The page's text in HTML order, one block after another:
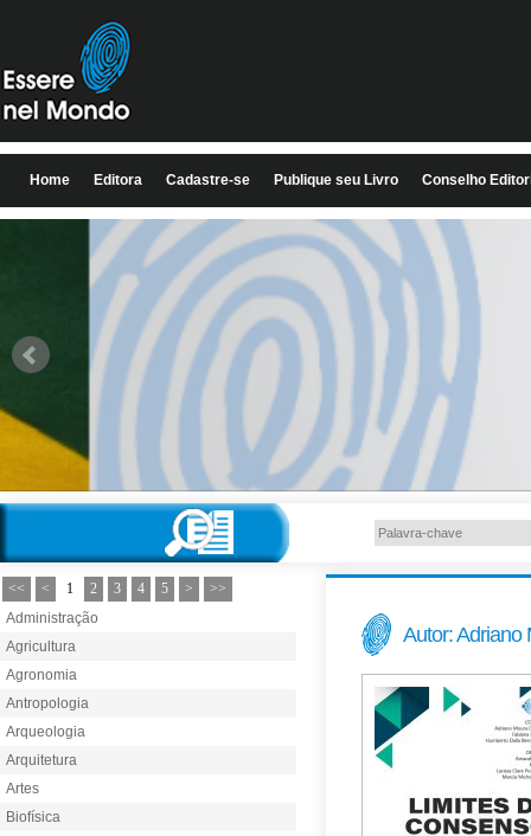
Home Editora Cadastre-se Publique seu Livro Conselho
<< < 1 2 3 4 5 >
>>
Administração
Agricultura
Agronomia
Antropologia
Arqueologia
Arquitetura
Artes
Biofísica
Autor: Adriano